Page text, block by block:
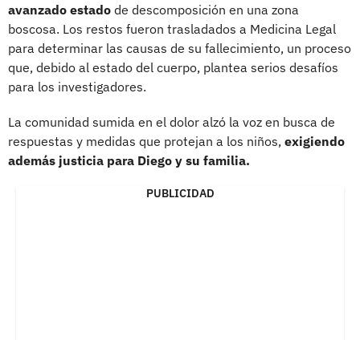
avanzado estado de descomposición en una zona
boscosa. Los restos fueron trasladados a Medicina Legal
para determinar las causas de su fallecimiento, un proceso
que, debido al estado del cuerpo, plantea serios desafíos
para los investigadores.
La comunidad sumida en el dolor alzó la voz en busca de
respuestas y medidas que protejan a los niños, exigiendo
además justicia para Diego y su familia.
PUBLICIDAD